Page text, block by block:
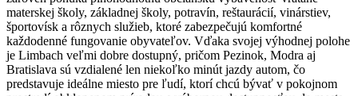
materskej školy, základnej školy, potravín, reštaurácií, vinárstiev,
športovísk a rôznych služieb, ktoré zabezpečujú komfortné
každodenné fungovanie obyvateľov. Vďaka svojej výhodnej polohe
je Limbach veľmi dobre dostupný, pričom Pezinok, Modra aj
Bratislava sú vzdialené len niekoľko minút jazdy autom, čo
predstavuje ideálne miesto pre ľudí, ktorí chcú bývať v pokojnom